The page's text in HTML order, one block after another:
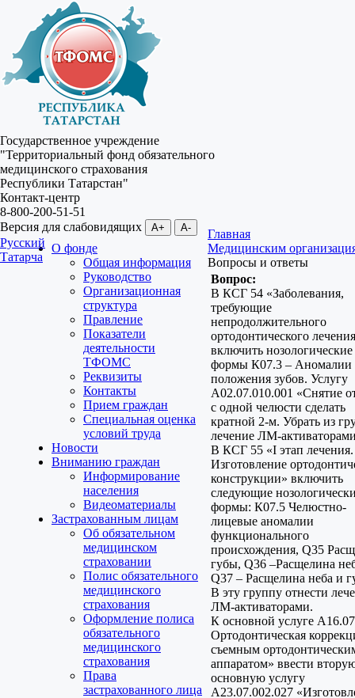
Государственное учреждение
"Территориальный фонд обязательного
медицинского страхования
Республики Татарстан"
Контакт-центр
8-800-200-51-51
Версия для слабовидящих
A+ A-
Русский
Татарча
О фонде
Общая информация
Руководство
Организационная
структура
Правление
Показатели
деятельности
ТФОМС
Реквизиты
Контакты
Прием граждан
Специальная оценка
условий труда
Новости
Вниманию граждан
Информирование
населения
Видеоматериалы
Застрахованным лицам
Об обязательном
медицинском
страховании
Полис обязательного
медицинского
страхования
Оформление полиса
обязательного
медицинского
страхования
Права
застрахованного лица
Главная
Медицинским
Вопросы и ответы
Вопрос:
В КСГ 54 «Заболевания,
требующие
непродолжительного
ортодонтического
включить нозологические
формы К07.3 – Аномалии
положения зубов. Услугу
А02.07.010.001 «Снятие
с одной челюсти сделать
кратной 2-м. Убрать из
лечение ЛМ-
В КСГ 55 «I этап лечения.
Изготовление
конструкции» включить
следующие
формы: К07.5 Челюстно-
лицевые аномалии
функционального
происхождения, Q35
губы, Q36 –Расщелина
Q37 – Расщелина неба и
В эту группу отнести
ЛМ-активаторами.
К основной услуге
Ортодонтическая
съемным
аппаратом» ввести
основную услугу
А23.07.002.027